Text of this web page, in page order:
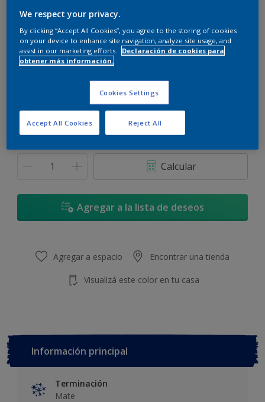
Polvo de Diamantes - 10RB 73/024
Cambiar de color
3,6 L 17,4 L
Calcular
Agregar a la lista de deseos
Agregar a espacio Encontrar una tienda
Visualizá este color en tu casa
Información principal
Terminación
Mate
We respect your privacy.
By clicking “Accept All Cookies”, you agree to the storing of cookies
on your device to enhance site navigation, analyze site usage, and
assist in our marketing efforts.
Declaración de cookies para
obtener más información.
Cookies Settings
Reject All
Accept All Cookies